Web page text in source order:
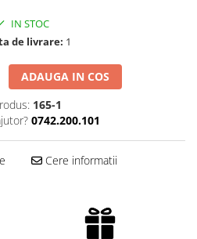
IN STOC
de livrare: 1
ADAUGA IN COS
165-1
0742.200.101
Cere informatii